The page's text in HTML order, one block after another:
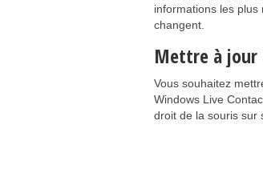
informations les
changent.
Mettre à jour
Vous souhaitez
Windows Live
droit de la souris sur